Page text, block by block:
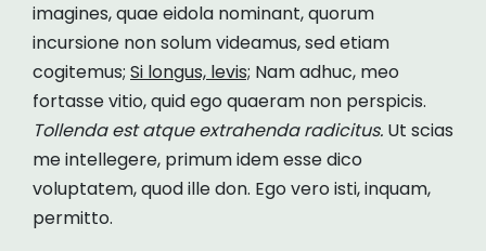
imagines, quae eidola nominant, quorum
incursione non solum videamus, sed etiam
cogitemus; Si longus, levis; Nam adhuc, meo
fortasse vitio, quid ego quaeram non perspicis.
Tollenda est atque extrahenda radicitus. Ut scias
me intellegere, primum idem esse dico
voluptatem, quod ille don. Ego vero isti, inquam,
permitto.